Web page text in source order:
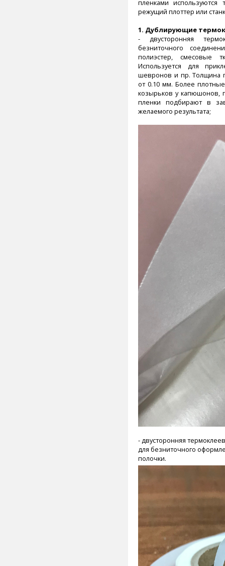
пленками используются
режущий плоттер или
1. Дублирующие
- двусторонняя
безниточного
полиэстер, смесовые
Используется для
шевронов и пр. Толщина
от 0.10 мм. Более
козырьков у капюшонов,
пленки подбирают в
желаемого результата;
- двусторонняя
для безниточного
полочки.